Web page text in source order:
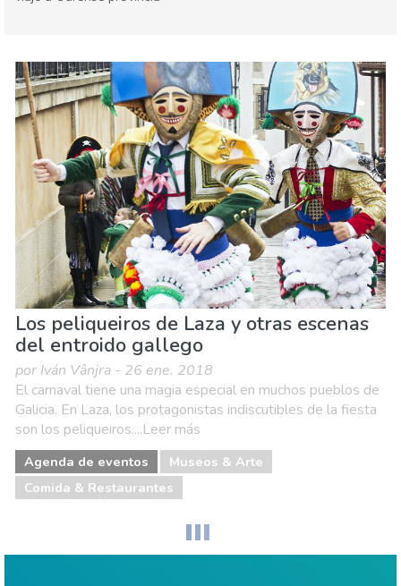
Agenda de eventos
Comida & Restaurantes
Compras
Dónde quedarse
Museos & Arte
Naturaleza & aire libre
Los peliqueiros de Laza y otras escenas
del entroido gallego
por Iván Vânjra - 26 ene. 2018
El carnaval tiene una magia especial en muchos pueblos de
Galicia. En Laza, los protagonistas indiscutibles de la fiesta
son los peliqueiros....Leer más
Agenda de eventos
Museos & Arte
Comida & Restaurantes